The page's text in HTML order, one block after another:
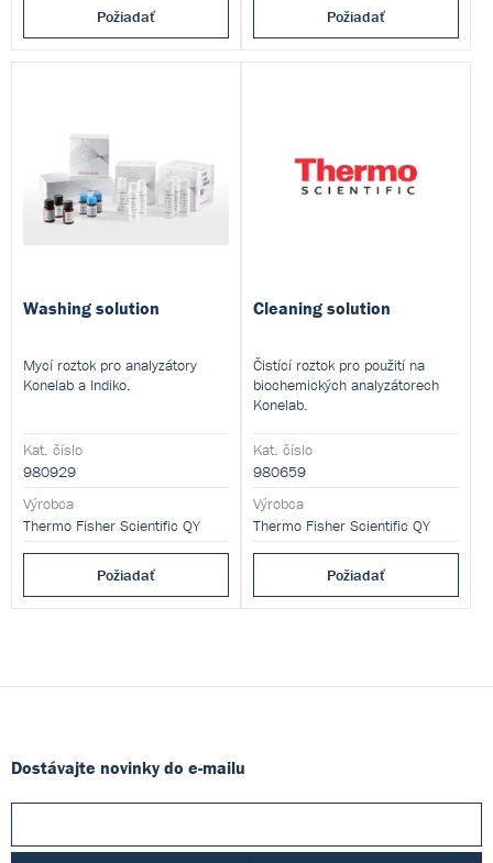
Požiadať Požiadať
Washing solution
Mycí roztok pro analyzátory
Konelab a Indiko.
Kat. číslo
980929
Výrobca
Thermo Fisher Scientific QY
Požiadať
Cleaning solution
Čistící roztok pro použití na
biochemických analyzátorech
Konelab.
Kat. číslo
980659
Výrobca
Thermo Fisher Scientific QY
Požiadať
Dostávajte novinky do e-mailu